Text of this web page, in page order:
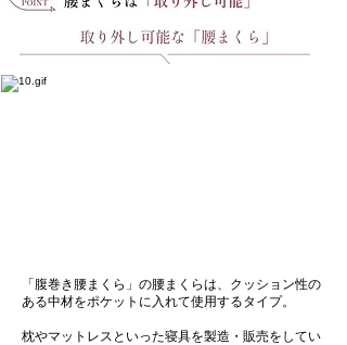
「腹巻き腰まくら」の腰まくらは、クッション性の
ある中材をポケットに入れて使用するタイプ。
枕やマットレスといった寝具を製造・販売をしてい